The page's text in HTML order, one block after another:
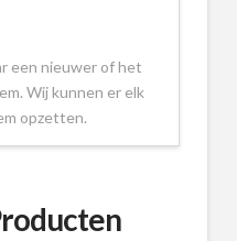
een nieuwer of het
Wij kunnen er elk
opzetten.